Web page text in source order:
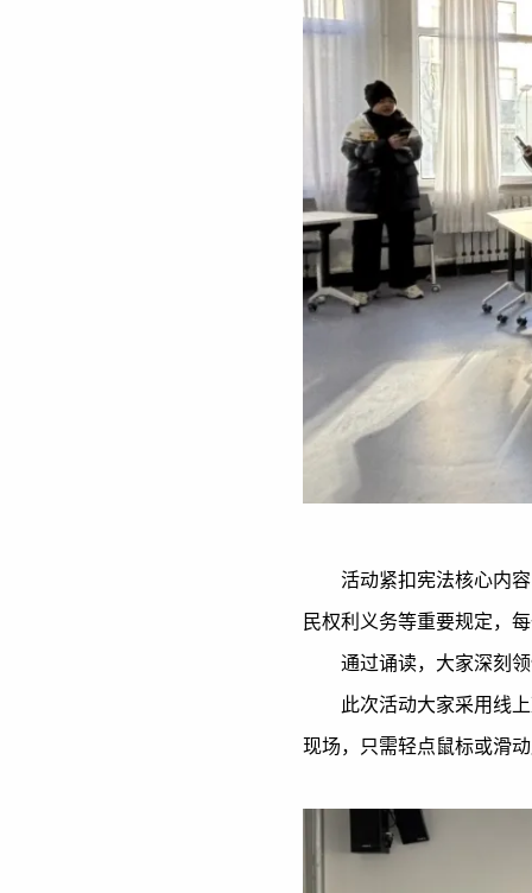
活动紧扣宪法核心内
民权利义务等重要规定，
通过诵读，大家深刻
此次活动大家采用线
现场，只需轻点鼠标或滑